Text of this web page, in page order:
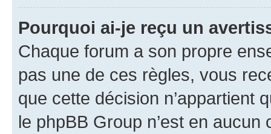
Pourquoi ai-je reçu un
Chaque forum a son propre
pas une de ces règles, vous
que cette décision n’appartient
le phpBB Group n’est en